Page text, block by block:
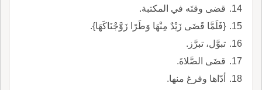
قضى وقتَه في المكتبة.
{فَلَمَّا قَضَى زَيْدٌ مِنْهَا وَطَرًا زَوَّجْنَاكَهَا}.
تبوَّل، تبرَّز.
قضَى الصَّلاةَ.
أدّاها وفرغ منها.